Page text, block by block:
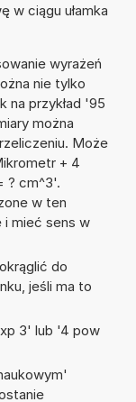
w ciągu ułamka
wyrażeń
nie tylko
na przykład '95
można
Może
+ 4
? cm^3'.
w ten
i mieć sens w
do
jeśli ma to
3' lub '4 pow